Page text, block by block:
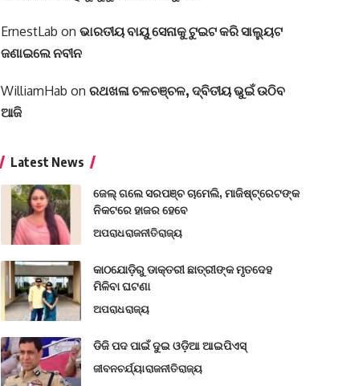
ErnestLab on ଭାରତୀୟ ବାୟୁ ସେନାକୁ ଟୁଇଟ କରି ସାଲ୍ୟୁଟ
ଜଣାଇଲେ ନବୀନ
WilliamHab on ରଥଖଳା ଚଳଚ‌ଞ୍ଚଳ, ଦ୍ବିତୀୟ ଭୁଇଁ ଉଠିବ
ଆଜି
Latest News
ଜେଲ୍ ଗଲେ ସରପଞ୍ଚ ଚାମେଲି, ମାଜିଷ୍ଟ୍ରେଟଙ୍କ
ନିକଟରେ ହାଜର ହେବେ
ଅପରାଧରାଜନୀତିରାଜ୍ୟ
କାଠଯୋଡ଼ିରୁ ଡାକ୍ତରୀ ଛାତ୍ରୀଙ୍କ ମୃତଦେହ
ମିଳିବା ଘଟଣା
ଅପରାଧରାଜ୍ୟ
ଡିଜି ପଦ ପାଇଁ ଦୁଇ ଓଡ଼ିଆ ଆଇପିଏସ୍
ଜୀବନଚର୍ଯ୍ୟାରାଜନୀତିରାଜ୍ୟ